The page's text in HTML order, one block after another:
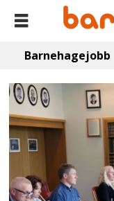
Barnehagejobb